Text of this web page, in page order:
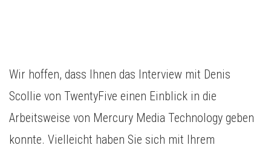
Wir hoffen, dass Ihnen das Interview mit Denis
Scollie von TwentyFive einen Einblick in die
Arbeitsweise von Mercury Media Technology geben
konnte. Vielleicht haben Sie sich mit Ihrem